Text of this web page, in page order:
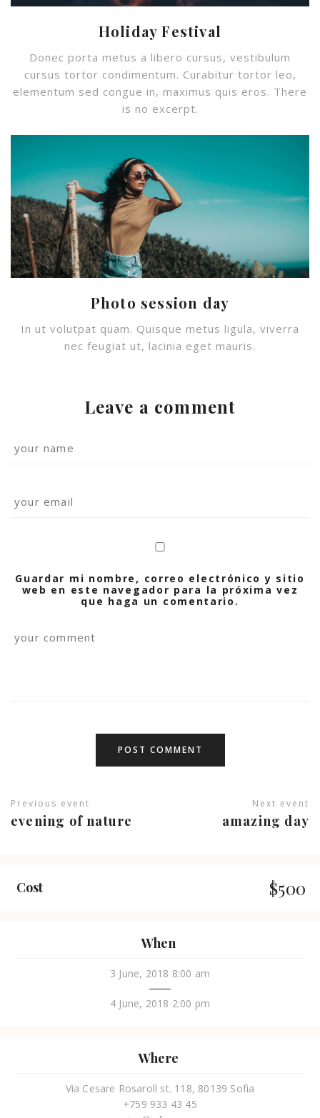
Holiday Festival
Donec porta metus a libero cursus, vestibulum
cursus tortor condimentum. Curabitur tortor leo,
elementum sed congue in, maximus quis eros. There
is no excerpt.
Photo session day
In ut volutpat quam. Quisque metus ligula, viverra
nec feugiat ut, lacinia eget mauris.
Leave a comment
Guardar mi nombre, correo electrónico y sitio
web en este navegador para la próxima vez
que haga un comentario.
Previous event
evening of nature
Next event
amazing day
Cost $500
When
3 June, 2018 8:00 am
4 June, 2018 2:00 pm
Where
Via Cesare Rosaroll st. 118, 80139 Sofia
+759 933 43 45